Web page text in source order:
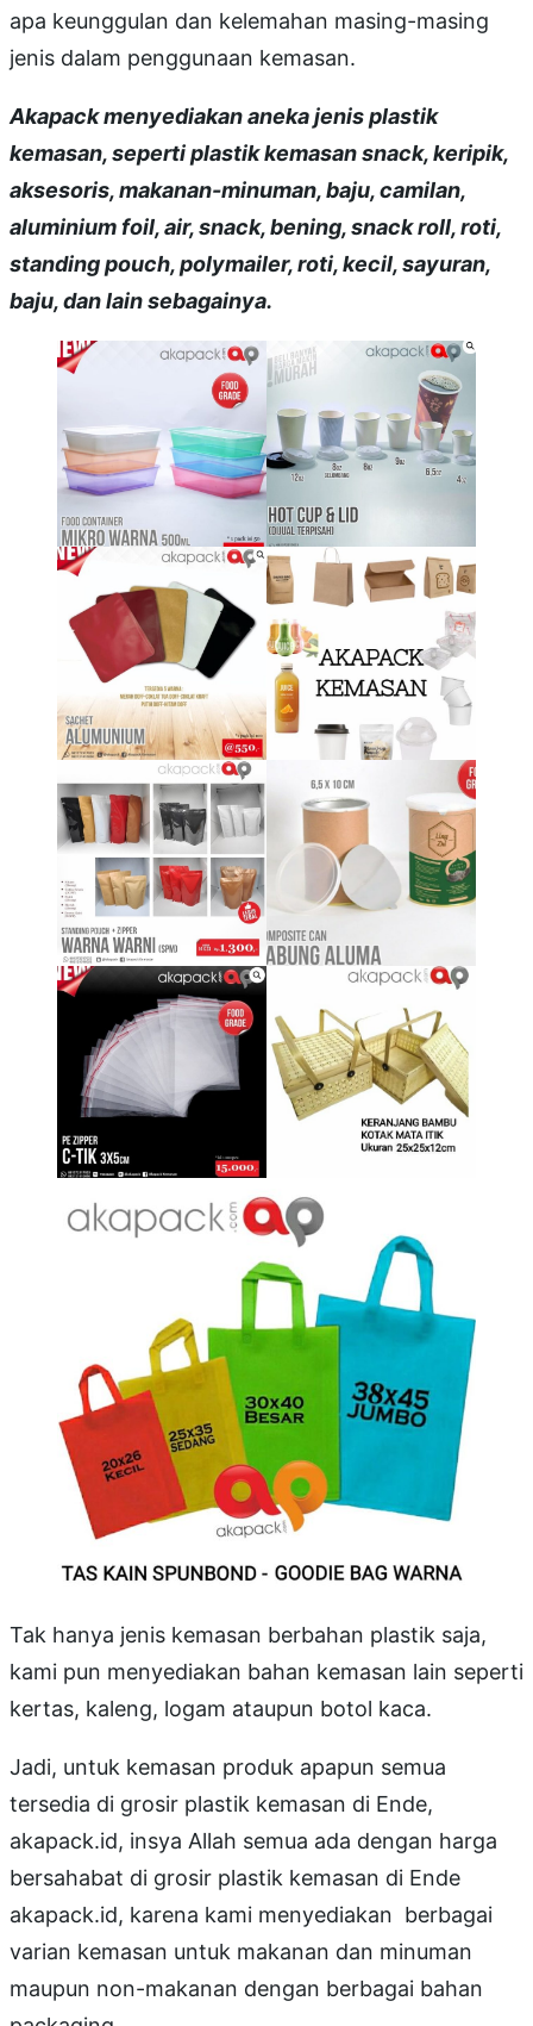
apa keunggulan dan kelemahan masing-masing
jenis dalam penggunaan kemasan.
Akapack menyediakan aneka jenis plastik
kemasan, seperti plastik kemasan snack, keripik,
aksesoris, makanan-minuman, baju, camilan,
aluminium foil, air, snack, bening, snack roll, roti,
standing pouch, polymailer, roti, kecil, sayuran,
baju, dan lain sebagainya.
Tak hanya jenis kemasan berbahan plastik saja,
kami pun menyediakan bahan kemasan lain seperti
kertas, kaleng, logam ataupun botol kaca.
Jadi, untuk kemasan produk apapun semua
tersedia di grosir plastik kemasan di Ende,
akapack.id, insya Allah semua ada dengan harga
bersahabat di grosir plastik kemasan di Ende
akapack.id, karena kami menyediakan berbagai
varian kemasan untuk makanan dan minuman
maupun non-makanan dengan berbagai bahan